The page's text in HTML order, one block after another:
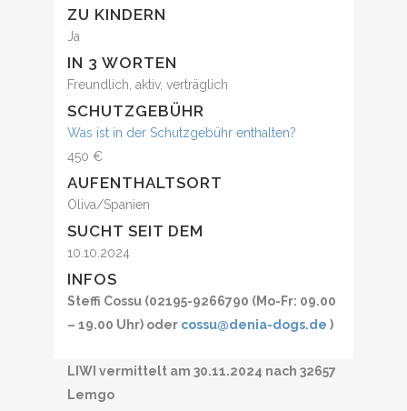
ZU KINDERN
Ja
IN 3 WORTEN
Freundlich, aktiv, verträglich
SCHUTZGEBÜHR
Was ist in der Schutzgebühr enthalten?
450 €
AUFENTHALTSORT
Oliva/Spanien
SUCHT SEIT DEM
10.10.2024
INFOS
Steffi Cossu (02195-9266790 (Mo-Fr: 09.00
– 19.00 Uhr) oder cossu@denia-dogs.de )
LIWI vermittelt am 30.11.2024 nach 32657
Lemgo